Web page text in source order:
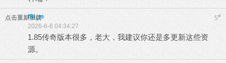
点击重新加载 5#
f8l_m
2026-6-6 04:34:27
1.85传奇版本很多，老大，我建议你还是多更新这些资
源。